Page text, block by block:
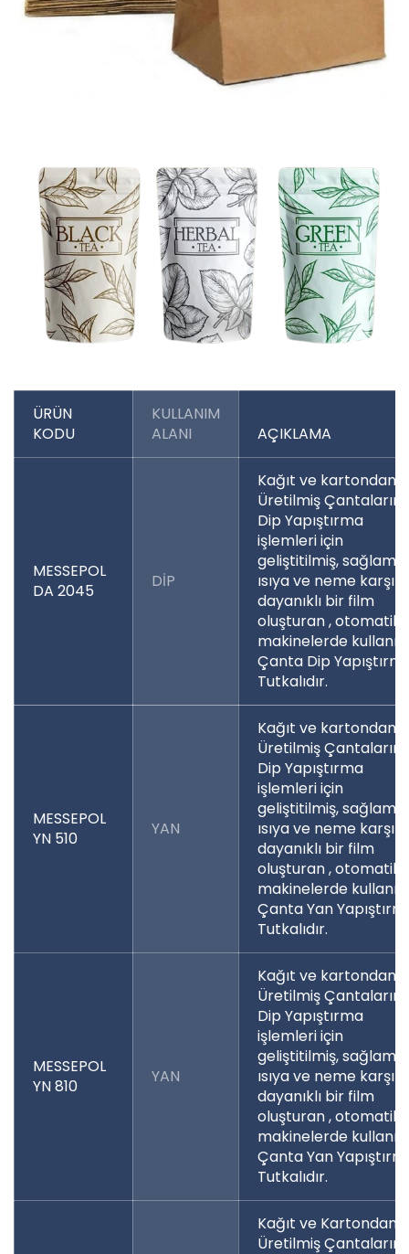
ÜRÜN
KODU
KULLANIM
ALANI
AÇIKLAMA
MESSEPOL
DA 2045
DİP
Kağıt ve kartondan
Üretilmiş Çantaların
Dip Yapıştırma
işlemleri için
geliştitilmiş, sağlam
ısıya ve neme karşı
dayanıklı bir film
oluşturan , otomatik
makinelerde
Çanta Dip
Tutkalıdır.
MESSEPOL
YN 510
YAN
Kağıt ve kartondan
Üretilmiş Çantaların
Dip Yapıştırma
işlemleri için
geliştitilmiş, sağlam
ısıya ve neme karşı
dayanıklı bir film
oluşturan , otomatik
makinelerde
Çanta Yan
Tutkalıdır.
MESSEPOL
YN 810
YAN
Kağıt ve kartondan
Üretilmiş Çantaların
Dip Yapıştırma
işlemleri için
geliştitilmiş, sağlam
ısıya ve neme karşı
dayanıklı bir film
oluşturan , otomatik
makinelerde
Çanta Yan
Tutkalıdır.
Kağıt ve Kartondan
Üretilmiş Çantaların ;